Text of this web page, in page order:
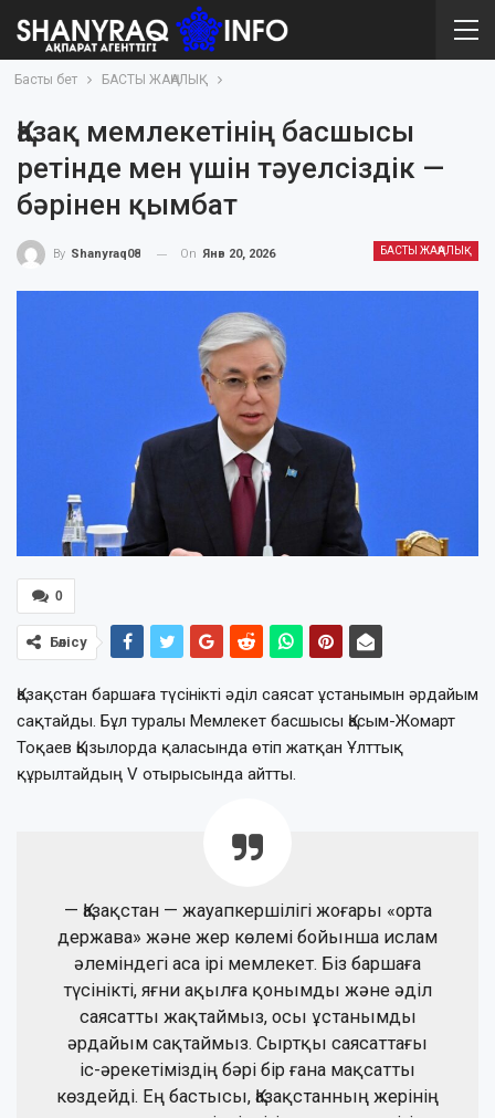
Басты бет БАСТЫ ЖАҢАЛЫҚ
Қазақ мемлекетінің басшысы
ретінде мен үшін тәуелсіздік —
бәрінен қымбат
БАСТЫ ЖАҢАЛЫҚ
By Shanyraq08 On Янв 20, 2026
0
Бөлісу
Қазақстан баршаға түсінікті әділ саясат ұстанымын әрдайым
сақтайды. Бұл туралы Мемлекет басшысы Қасым-Жомарт
Тоқаев Қызылорда қаласында өтіп жатқан Ұлттық
құрылтайдың V отырысында айтты.
— Қазақстан — жауапкершілігі жоғары «орта
держава» және жер көлемі бойынша ислам
әлеміндегі аса ірі мемлекет. Біз баршаға
түсінікті, яғни ақылға қонымды және әділ
саясатты жақтаймыз, осы ұстанымды
әрдайым сақтаймыз. Сыртқы саясаттағы
іс-әрекетіміздің бәрі бір ғана мақсатты
көздейді. Ең бастысы, Қазақстанның жерінің